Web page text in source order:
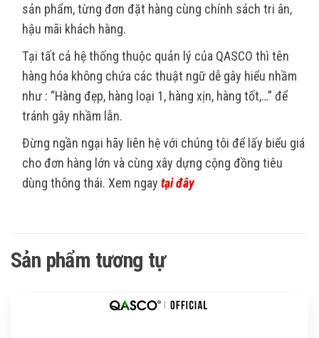
sản phẩm, từng đơn đặt hàng cùng chính sách tri ân,
hậu mãi khách hàng.
Tại tất cả hệ thống thuộc quản lý của QASCO thì tên
hàng hóa không chứa các thuật ngữ dễ gây hiểu nhầm
như : “Hàng đẹp, hàng loại 1, hàng xịn, hàng tốt,…” để
tránh gây nhầm lẫn.
Đừng ngần ngại hãy liên hệ với chúng tôi để lấy biểu giá
cho đơn hàng lớn và cùng xây dựng cộng đồng tiêu
dùng thông thái. Xem ngay tại đây
Sản phẩm tương tự